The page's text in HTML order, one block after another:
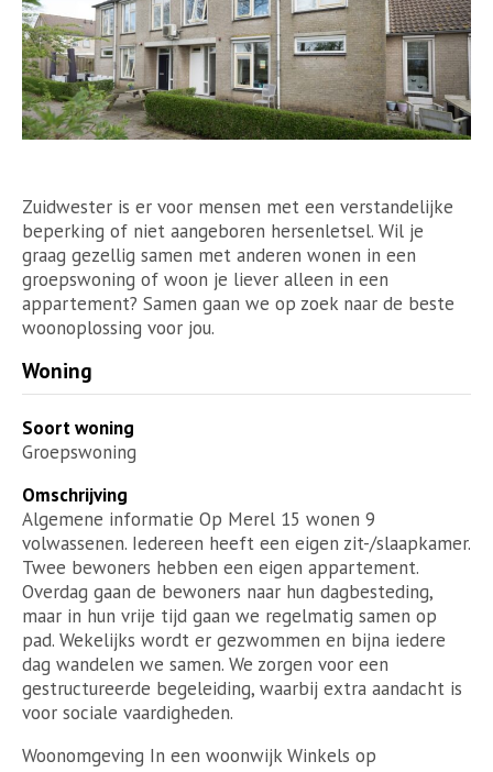
Zuidwester is er voor mensen met een verstandelijke
beperking of niet aangeboren hersenletsel. Wil je
graag gezellig samen met anderen wonen in een
groepswoning of woon je liever alleen in een
appartement? Samen gaan we op zoek naar de beste
woonoplossing voor jou.
Woning
Soort woning
Groepswoning
Omschrijving
Algemene informatie Op Merel 15 wonen 9
volwassenen. Iedereen heeft een eigen zit-/slaapkamer.
Twee bewoners hebben een eigen appartement.
Overdag gaan de bewoners naar hun dagbesteding,
maar in hun vrije tijd gaan we regelmatig samen op
pad. Wekelijks wordt er gezwommen en bijna iedere
dag wandelen we samen. We zorgen voor een
gestructureerde begeleiding, waarbij extra aandacht is
voor sociale vaardigheden.
Woonomgeving In een woonwijk Winkels op